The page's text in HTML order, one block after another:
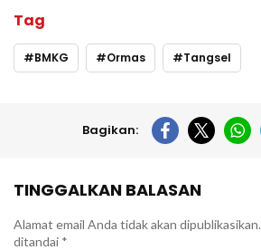
Tag
BMKG Ormas Tangsel
Bagikan:
TINGGALKAN BALASAN
Alamat email Anda tidak akan dipublikasikan.
ditandai *